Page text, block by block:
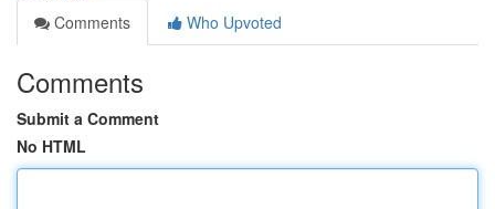
Comments
Who Upvoted
Comments
Submit a Comment
No HTML